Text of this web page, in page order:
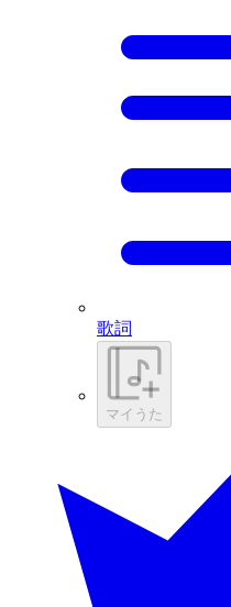
歌詞
マイうた